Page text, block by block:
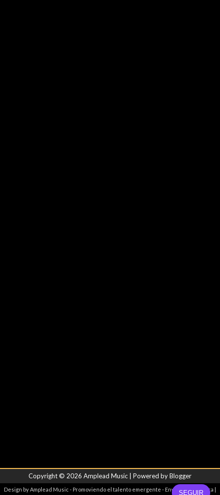
SEGUIR
Copyright © 2026 Amplead Music | Powered byBlogger
Design byAmplead Music- Promoviendo el talento emergente - Envíanos tu música